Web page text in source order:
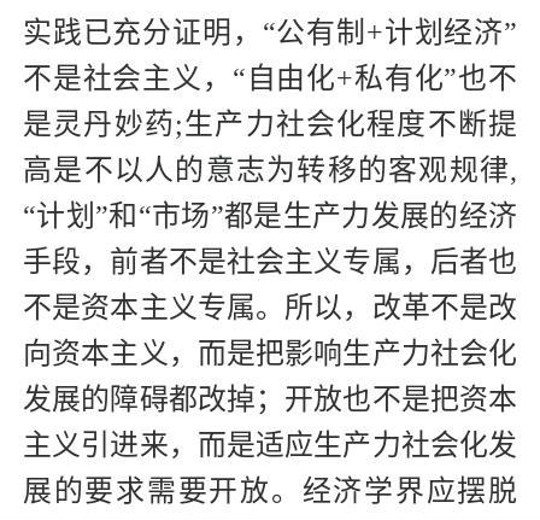
实践已充分证明，“公有制+计划经济”
不是社会主义，“自由化+私有化”也不
是灵丹妙药;生产力社会化程度不断提
高是不以人的意志为转移的客观规律,
“计划”和“市场”都是生产力发展的经济
手段，前者不是社会主义专属，后者也
不是资本主义专属。所以，改革不是改
向资本主义，而是把影响生产力社会化
发展的障碍都改掉；开放也不是把资本
主义引进来，而是适应生产力社会化发
展的要求需要开放。经济学界应摆脱